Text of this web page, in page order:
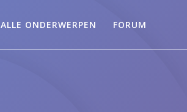
ALLE ONDERWERPEN FORUM